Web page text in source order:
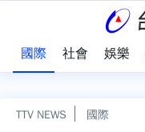
國際 社會 娛樂
TTV NEWS 國際